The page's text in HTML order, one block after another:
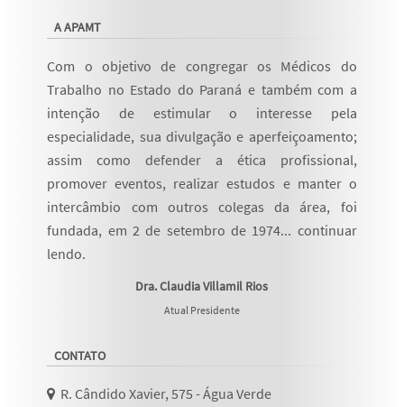
A APAMT
Com o objetivo de congregar os Médicos do
Trabalho no Estado do Paraná e também com a
intenção de estimular o interesse pela
especialidade, sua divulgação e aperfeiçoamento;
assim como defender a ética profissional,
promover eventos, realizar estudos e manter o
intercâmbio com outros colegas da área, foi
fundada, em 2 de setembro de 1974... continuar
lendo.
Dra. Claudia Villamil Rios
Atual Presidente
CONTATO
R. Cândido Xavier, 575 - Água Verde